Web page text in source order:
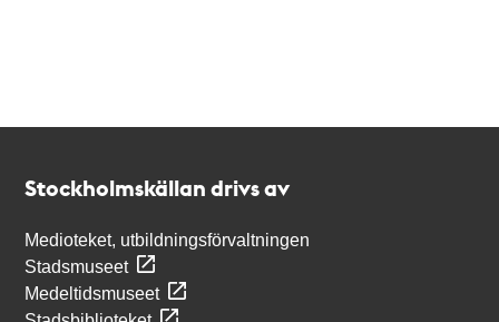
Stockholmskällan drivs av
Medioteket, utbildningsförvaltningen
Stadsmuseet
Medeltidsmuseet